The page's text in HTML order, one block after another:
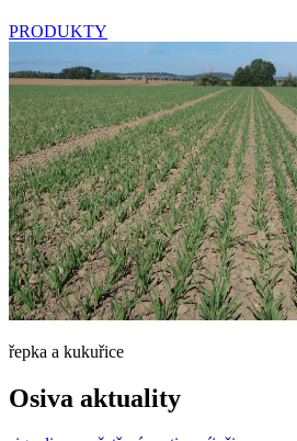
PRODUKTY
řepka a kukuřice
Osiva aktuality